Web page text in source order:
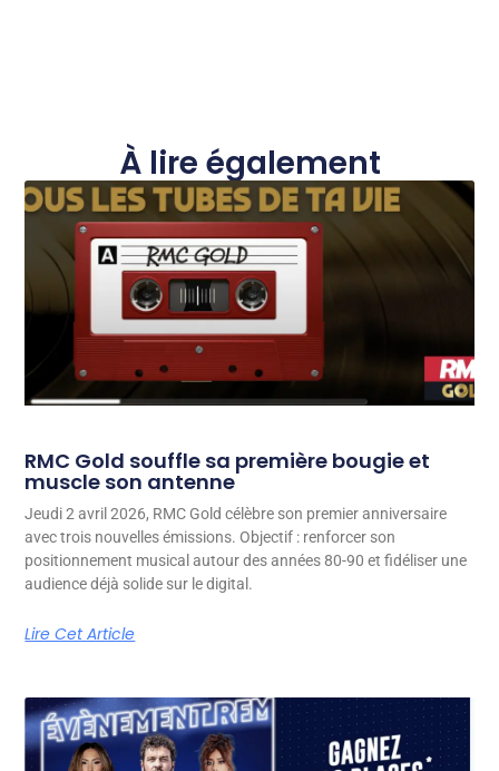
À lire également
RMC Gold souffle sa première bougie et
muscle son antenne
Jeudi 2 avril 2026, RMC Gold célèbre son premier anniversaire
avec trois nouvelles émissions. Objectif : renforcer son
positionnement musical autour des années 80-90 et fidéliser une
audience déjà solide sur le digital.
Lire Cet Article